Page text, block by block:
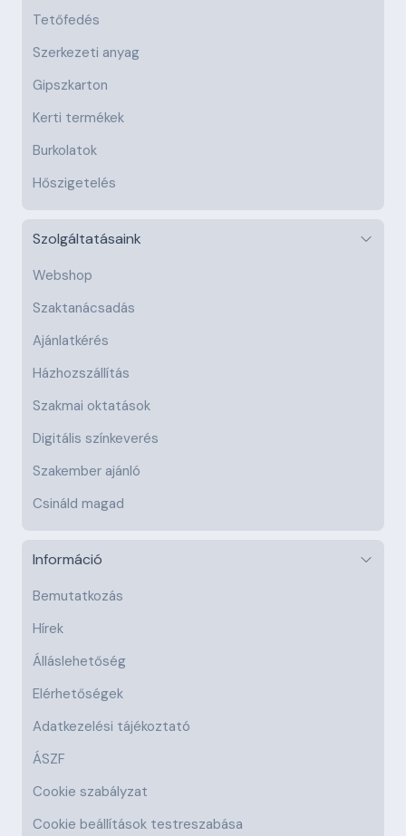
Tetőfedés
Szerkezeti anyag
Gipszkarton
Kerti termékek
Burkolatok
Hőszigetelés
Szolgáltatásaink
Webshop
Szaktanácsadás
Ajánlatkérés
Házhozszállítás
Szakmai oktatások
Digitális színkeverés
Szakember ajánló
Csináld magad
Információ
Bemutatkozás
Hírek
Álláslehetőség
Elérhetőségek
Adatkezelési tájékoztató
ÁSZF
Cookie szabályzat
Cookie beállítások testreszabása